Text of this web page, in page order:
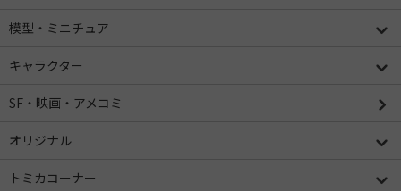
模型・ミニチュア
キャラクター
SF・映画・アメコミ
オリジナル
トミカコーナー